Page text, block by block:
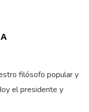
filósofo popular y
el presidente y